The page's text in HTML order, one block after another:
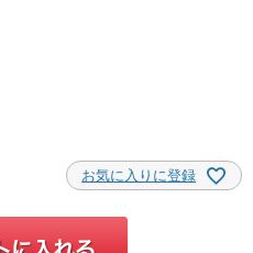
お気に入りに登録